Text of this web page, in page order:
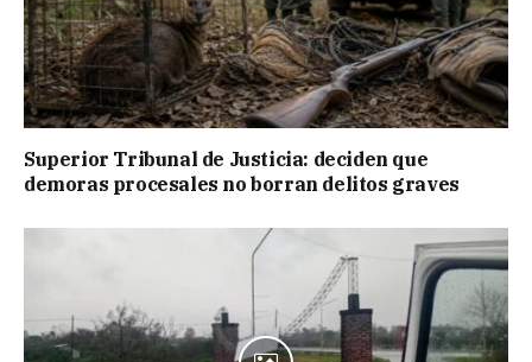
Superior Tribunal de Justicia: deciden que
demoras procesales no borran delitos graves